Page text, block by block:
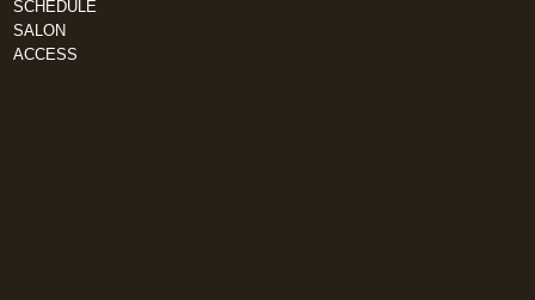
SCHEDULE
SALON
ACCESS